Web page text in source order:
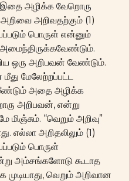
இதை அழிக்க வேறொரு
அறிவதற்கும் (1)
பொருள் என்னும்
ஒரு அறிபவன் வேண்டும்.
மேலேற்றப்பட்ட
அதை அழிக்க
அறிபவன், என்று
மிஞ்சும். “வெறும் அறிவு”
எல்லா அறிதலிலும் (1)
பொருள்
அம்சங்களோடு கூடாத
வெறும் அறிவான